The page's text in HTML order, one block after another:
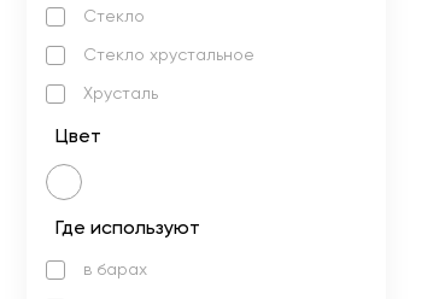
Стекло
Стекло хрустальное
Хрусталь
Цвет
Где используют
в барах